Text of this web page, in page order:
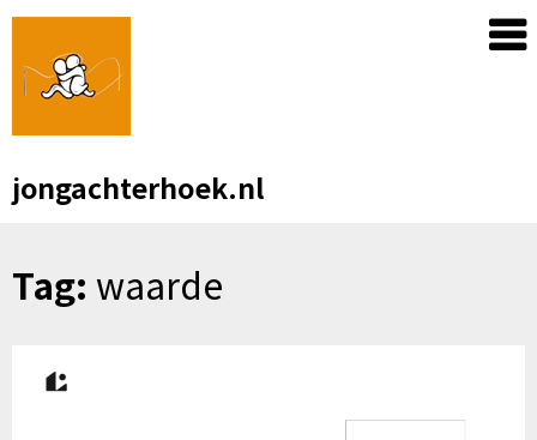
Skip
content
jongachterhoek.nl
Tag: waarde